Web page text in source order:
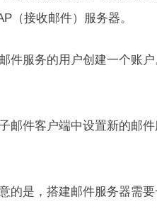
（接收邮件）服务器。
件服务的用户创建一个账
邮件客户端中设置新的邮
的是，搭建邮件服务器需